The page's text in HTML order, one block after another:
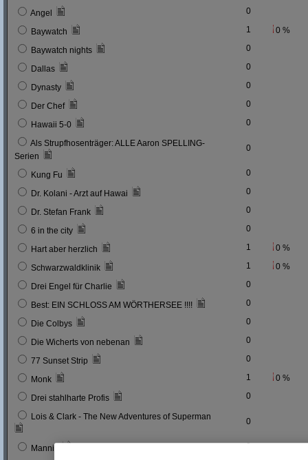
Angel 0
Baywatch 1 0 %
Baywatch nights 0
Dallas 0
Dynasty 0
Der Chef 0
Hawaii 5-0 0
Als Strupfhosenträger: ALLE Aaron SPELLING-
Serien
0
Kung Fu 0
Dr. Kolani - Arzt auf Hawai 0
Dr. Stefan Frank 0
6 in the city 0
Hart aber herzlich 1 0 %
Schwarzwaldklinik 1 0 %
Drei Engel für Charlie 0
Best: EIN SCHLOSS AM WÖRTHERSEE !!!! 0
Die Colbys 0
Die Wicherts von nebenan 0
77 Sunset Strip 0
Monk 1 0 %
Drei stahlharte Profis 0
Lois & Clark - The New Adventures of Superman 0
Mannix 0